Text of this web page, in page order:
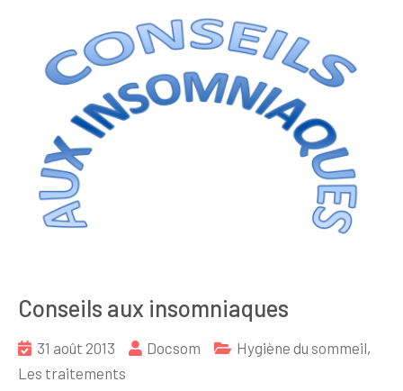
Conseils aux insomniaques
31 août 2013 Docsom Hygiène du sommeil,
Les traitements